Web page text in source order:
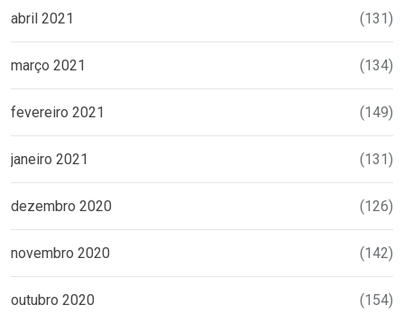
abril 2021 (131)
março 2021 (134)
fevereiro 2021 (149)
janeiro 2021 (131)
dezembro 2020 (126)
novembro 2020 (142)
outubro 2020 (154)